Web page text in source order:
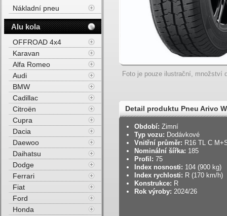
Foto je pouze ilustrační, množství
Detail produktu Pneu Arivo
104R Zimní
Období: Zimní
Typ vozu: Dodávkové
Vnitřní průměr: R16 TL C
Nominální šířka: 185
Profil: 75
Index nosnosti: 104 (900 kg)
Index rychlosti: R (170 km/h)
Konstrukce: R
Rok výroby: 2024/26
Nákladní pneu
Alu kola
OFFROAD 4x4
Karavan
Alfa Romeo
Audi
BMW
Cadillac
Citroën
Cupra
Dacia
Daewoo
Daihatsu
Dodge
Ferrari
Fiat
Ford
Honda